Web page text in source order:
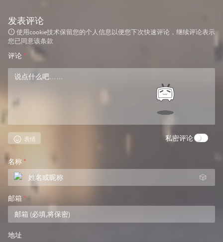
发表评论
使用cookie技术保留您的个人信息以便您下次快速评论，继续评论表示
您已同意该条款
评论 *
表情 私密评论
名称 *
🎲
邮箱 *
地址